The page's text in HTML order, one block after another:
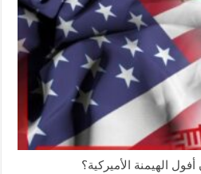
الهيمنة الأميركية؟